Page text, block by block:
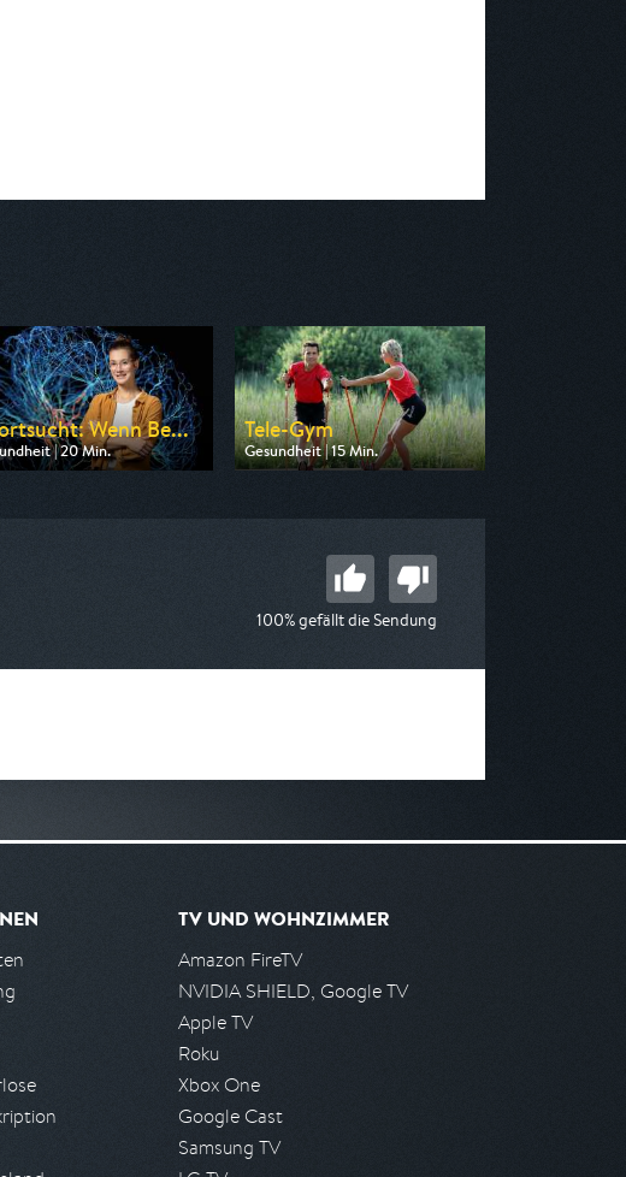
Wenn Be...
| 20 Min.
von ZDF neo
Tele-Gym
Gesundheit | 15 Min.
Ausgestrahlt von BR
100% gefällt die Sendung
TV UND WOHNZIMMER
Amazon FireTV
NVIDIA SHIELD, Google TV
Apple TV
Roku
Xbox One
Google Cast
Samsung TV